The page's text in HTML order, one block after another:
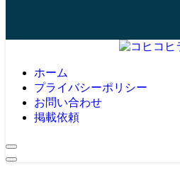
ホーム
プライバシーポリシー
お問い合わせ
掲載依頼